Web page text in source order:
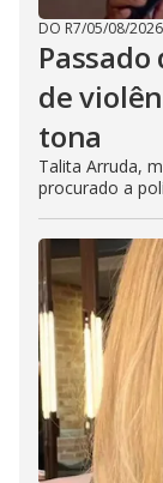
DO R7/05/08/2026
de
tona
Talita Arruda,
procurado a